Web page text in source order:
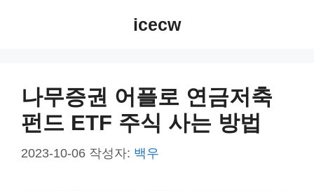
icecw
나무증권 어플로 연금저축
펀드 ETF 주식 사는 방법
2023-10-06 작성자: 백우